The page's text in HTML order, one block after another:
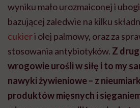
wyniku mało urozmaiconej i
bazującej zaledwie na kilku
cukieri olej palmowy, oraz za
stosowania antybiotyków. Z
wrogowie urośli w siłę i to my
nawyki żywieniowe – z
produktów mięsnych i